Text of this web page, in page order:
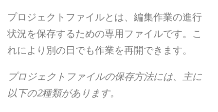
プロジェクトファイルとは、編集作業の進行
状況を保存するための専用ファイルです。こ
れにより別の日でも作業を再開できます。
プロジェクトファイルの保存方法には、主に
以下の2種類があります。